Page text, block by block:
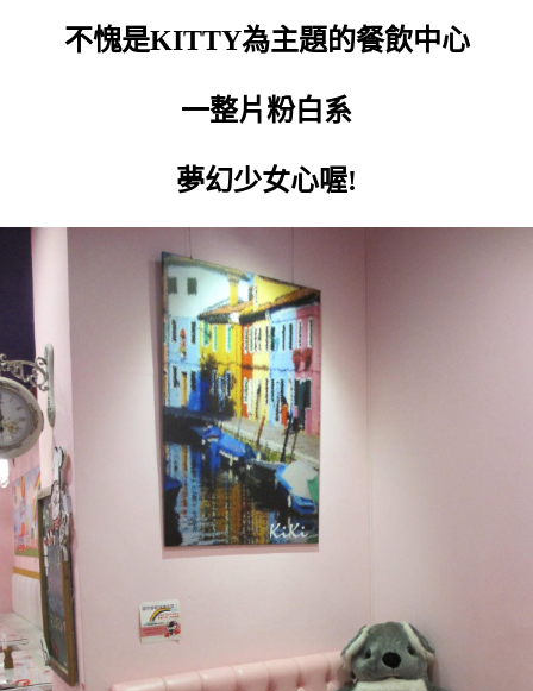
不愧是KITTY為主題的餐飲中心
一整片粉白系
夢幻少女心喔!